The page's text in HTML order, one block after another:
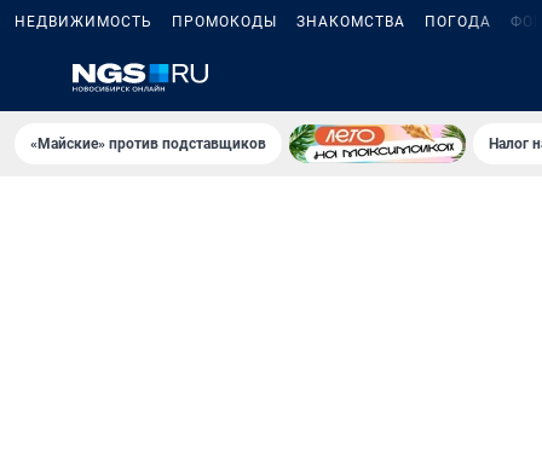
НЕДВИЖИМОСТЬ ПРОМОКОДЫ ЗНАКОМСТВА ПОГОДА
«Майские» против подставщиков Налог